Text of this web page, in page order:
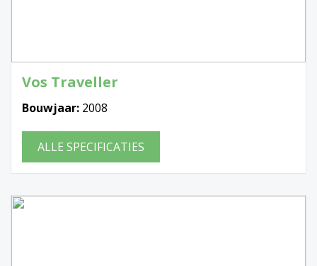
Vos Traveller
Bouwjaar: 2008
ALLE SPECIFICATIES